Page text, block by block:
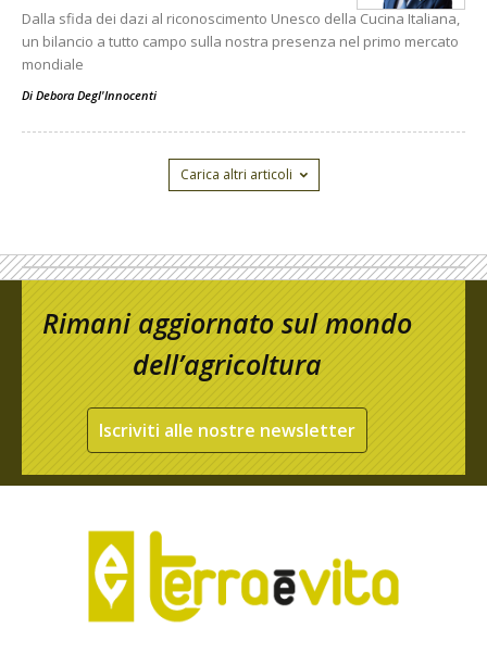
Dalla sfida dei dazi al riconoscimento Unesco della Cucina Italiana,
un bilancio a tutto campo sulla nostra presenza nel primo mercato
mondiale
Di Debora Degl'Innocenti
Carica altri articoli
Rimani aggiornato sul mondo
dell’agricoltura
Iscriviti alle nostre newsletter